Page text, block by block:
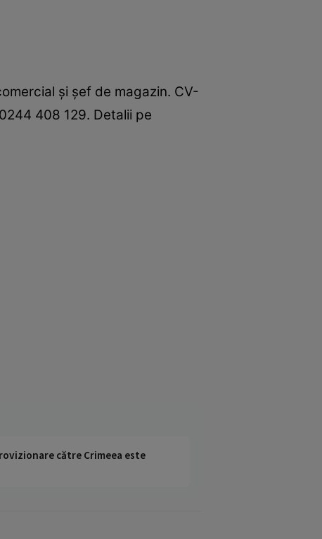
şi şef de magazin. CV-
408 129. Detalii pe
către Crimeea este